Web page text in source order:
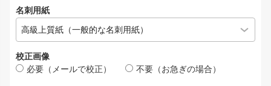
名刺用紙
校正画像
必要（メールで校正）
不要（お急ぎの場合）